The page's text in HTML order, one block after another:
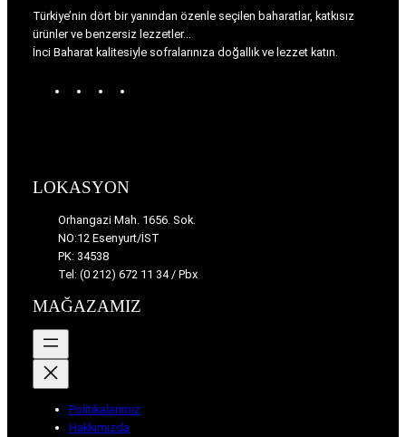
Türkiye’nin dört bir yanından özenle seçilen baharatlar, katkısız
ürünler ve benzersiz lezzetler…
İnci Baharat kalitesiyle sofralarınıza doğallık ve lezzet katın.
e
s
m
LOKASYON
Orhangazi Mah. 1656. Sok.
NO:12 Esenyurt/İST
PK: 34538
Tel: (0 212) 672 11 34 / Pbx
MAĞAZAMIZ
Politikalarımız
Hakkımızda